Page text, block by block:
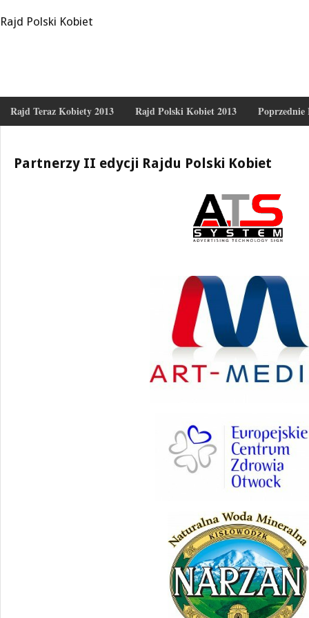
Rajd Polski Kobiet
Rajd Teraz Kobiety 2013 Rajd Polski Kobiet 2013 Poprzednie
Partnerzy II edycji Rajdu Polski Kobiet